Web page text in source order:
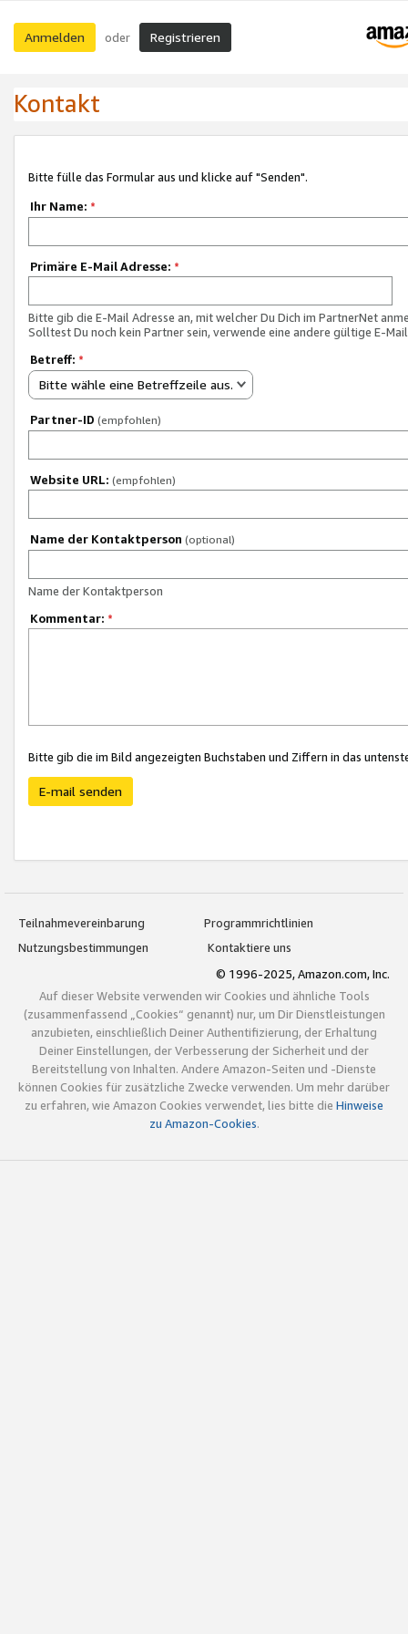
Anmelden oder Registrieren
Kontakt
Bitte fülle das Formular aus und klicke auf "Senden".
Ihr Name: *
Primäre E-Mail Adresse: *
Bitte gib die E-Mail Adresse an, mit welcher Du Dich im PartnerNet
Solltest Du noch kein Partner sein, verwende eine andere gültige E-
Betreff: *
Bitte wähle eine Betreffzeile aus.
Partner-ID (empfohlen)
Website URL: (empfohlen)
Name der Kontaktperson (optional)
Name der Kontaktperson
Kommentar: *
Bitte gib die im Bild angezeigten Buchstaben und Ziffern in das
E-mail senden
Teilnahmevereinbarung
Programmrichtlinien
Nutzungsbestimmungen
Kontaktiere uns
© 1996-2025, Amazon.com, Inc.
Auf dieser Website verwenden wir Cookies und ähnliche Tools
(zusammenfassend „Cookies“ genannt) nur, um Dir Dienstleistungen
anzubieten, einschließlich Deiner Authentifizierung, der Erhaltung
Deiner Einstellungen, der Verbesserung der Sicherheit und der
Bereitstellung von Inhalten. Andere Amazon-Seiten und -Dienste
können Cookies für zusätzliche Zwecke verwenden. Um mehr darüber
zu erfahren, wie Amazon Cookies verwendet, lies bitte die Hinweise
zu Amazon-Cookies.